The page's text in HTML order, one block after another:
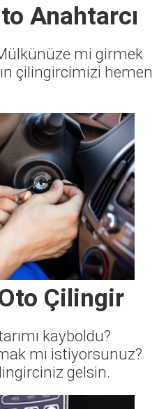
Anahtarcı
Mülkünüze mi girmek
çilingircimizi hemen
Çilingir
kayboldu?
mı istiyorsunuz?
gelsin.